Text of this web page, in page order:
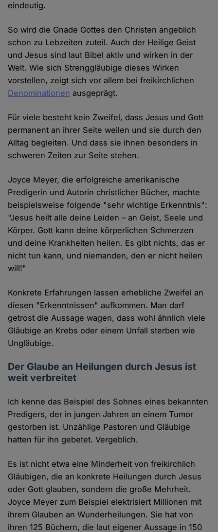
eindeutig.
So wird die Gnade Gottes den Christen angeblich
schon zu Lebzeiten zuteil. Auch der Heilige Geist
und Jesus sind laut Bibel aktiv und wirken in der
Welt. Wie sich Strenggläubige dieses Wirken
vorstellen, zeigt sich vor allem bei freikirchlichen
Denominationen ausgeprägt.
Für viele besteht kein Zweifel, dass Jesus und Gott
permanent an ihrer Seite weilen und sie durch den
Alltag begleiten. Und dass sie ihnen besonders in
schweren Zeiten zur Seite stehen.
Joyce Meyer, die erfolgreiche amerikanische
Predigerin und Autorin christlicher Bücher, machte
beispielsweise folgende "sehr wichtige Erkenntnis":
"Jesus heilt alle deine Leiden – an Geist, Seele und
Körper. Gott kann deine körperlichen Schmerzen
und deine Krankheiten heilen. Es gibt nichts, das er
nicht tun kann, und niemanden, den er nicht heilen
will!"
Konkrete Erfahrungen lassen erhebliche Zweifel an
diesen "Erkenntnissen" aufkommen. Man darf
getrost die Aussage wagen, dass wohl ähnlich viele
Gläubige an Krebs oder einem Unfall sterben wie
Ungläubige.
Der Glaube an Heilungen durch Jesus ist
weit verbreitet
Ich kenne das Beispiel des Sohnes eines bekannten
Predigers, der in jungen Jahren an einem Tumor
gestorben ist. Unzählige Pastoren und Gläubige
hatten für ihn gebetet. Vergeblich.
Es ist nicht etwa eine Minderheit von freikirchlich
Gläubigen, die an konkrete Heilungen durch Jesus
oder Gott glauben, sondern die große Mehrheit.
Joyce Meyer zum Beispiel elektrisiert Millionen mit
ihrem Glauben an Wunderheilungen. Sie hat von
ihren 125 Büchern, die laut eigener Aussage in 150